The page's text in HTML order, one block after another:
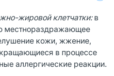
жировой клетчатки:в
местнораздражающее
кожи, жжение,
в процессе
аллергические реакции.